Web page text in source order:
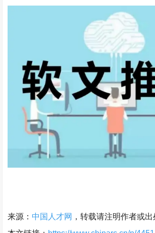
来源： 中国人才网 ，转载请注明作者或出